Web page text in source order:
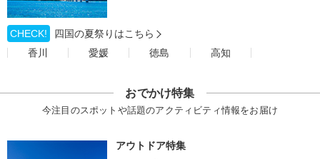
CHECK!
四国の夏祭りはこちら
香川
愛媛 徳島 高知
おでかけ特集
今注目のスポットや話題のアクティビティ情報をお届け
アウトドア特集